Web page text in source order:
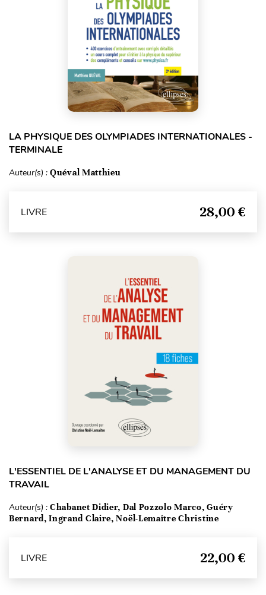
LA PHYSIQUE DES OLYMPIADES INTERNATIONALES -
TERMINALE
Auteur(s) : Quéval Matthieu
LIVRE 28,00 €
L'ESSENTIEL DE L'ANALYSE ET DU MANAGEMENT DU
TRAVAIL
Auteur(s) : Chabanet Didier, Dal Pozzolo Marco, Guéry
Bernard, Ingrand Claire, Noël-Lemaître Christine
LIVRE 22,00 €